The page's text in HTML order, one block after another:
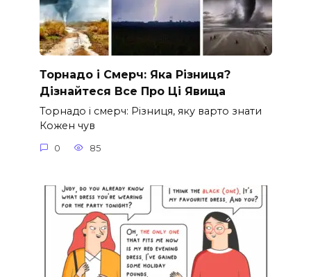
Торнадо і Смерч: Яка Різниця?
Дізнайтеся Все Про Ці Явища
Торнадо і смерч: Різниця, яку варто знати
Кожен чув
0 85